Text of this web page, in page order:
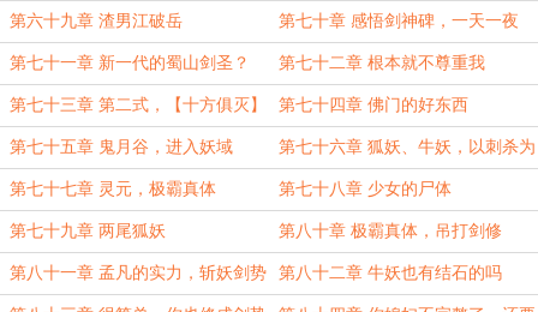
第六十九章 渣男江破岳 第七十章 感悟剑神碑，一天一夜
第七十一章 新一代的蜀山剑圣？ 第七十二章 根本就不尊重我
第七十三章 第二式，【十方俱灭】 第七十四章 佛门的好东西
第七十五章 鬼月谷，进入妖域 第七十六章 狐妖、牛妖，以刺杀为
主
第七十七章 灵元，极霸真体 第七十八章 少女的尸体
第七十九章 两尾狐妖 第八十章 极霸真体，吊打剑修
第八十一章 孟凡的实力，斩妖剑势 第八十二章 牛妖也有结石的吗